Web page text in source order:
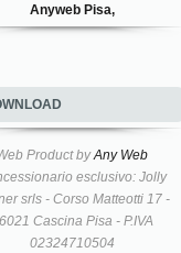
Anyweb Pisa,
Product byAny Web
esclusivo: Jolly
srls - Corso Matteotti 17 -
Cascina Pisa - P.IVA
02324710504